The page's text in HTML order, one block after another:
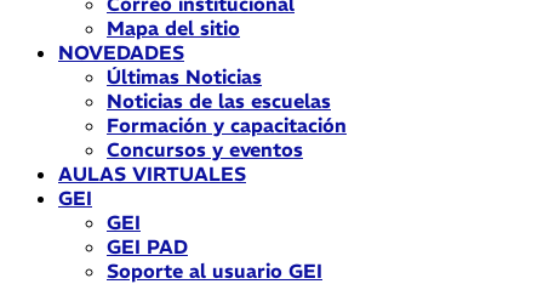
Mapa del sitio
NOVEDADES
Últimas Noticias
Noticias de las escuelas
Formación y capacitación
Concursos y eventos
AULAS VIRTUALES
GEI
GEI
GEI PAD
Soporte al usuario GEI